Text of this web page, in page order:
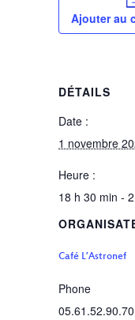
Ajouter au
DÉTAILS
Date :
1 novembre
Heure :
18 h 30 min -
Café L’Astronef
Phone
05.61.52.90.70